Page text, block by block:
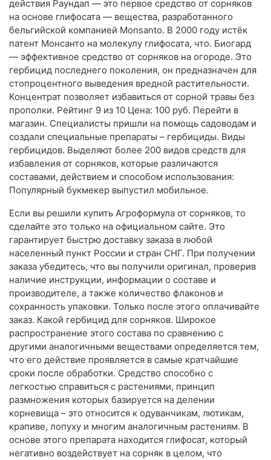
действия Раундап — это первое средство от сорняков
на основе глифосата — вещества, разработанного
бельгийской компанией Monsanto. В 2000 году истёк
патент Монсанто на молекулу глифосата, что. Биогард
— эффективное средство от сорняков на огороде. Это
гербицид последнего поколения, он предназначен для
стопроцентного выведения вредной растительности.
Концентрат позволяет избавиться от сорной травы без
прополки. Рейтинг 9 из 10 Цена: 100 руб. Перейти в
магазин. Специалисты пришли на помощь садоводам и
создали специальные препараты – гербициды. Виды
гербицидов. Выделяют более 200 видов средств для
избавления от сорняков, которые различаются
составами, действием и способом использования:
Популярный букмекер выпустил мобильное.
Если вы решили купить Агроформула от сорняков, то
сделайте это только на официальном сайте. Это
гарантирует быстрю доставку заказа в любой
населенный пункт России и стран СНГ. При получении
заказа убедитесь, что вы получили оригинал, проверив
наличие инструкции, информации о составе и
производителе, а также количество флаконов и
сохранность упаковки. Только после этого оплачивайте
заказ. Какой гербицид для сорняков. Широкое
распространение этого состава по сравнению с
другими аналогичными веществами определяется тем,
что его действие проявляется в самые кратчайшие
сроки после обработки. Средство способно с
легкостью справиться с растениями, принцип
размножения которых базируется на делении
корневища – это относится к одуванчикам, лютикам,
крапиве, лопуху и многим аналогичным растениям. В
основе этого препарата находится глифосат, который
негативно воздействует на сорняк в целом, что